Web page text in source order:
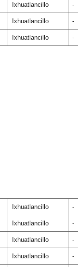
Ixhuatlancillo -
Ixhuatlancillo -
Ixhuatlancillo -
Ixhuatlancillo -
Ixhuatlancillo -
Ixhuatlancillo -
Ixhuatlancillo -